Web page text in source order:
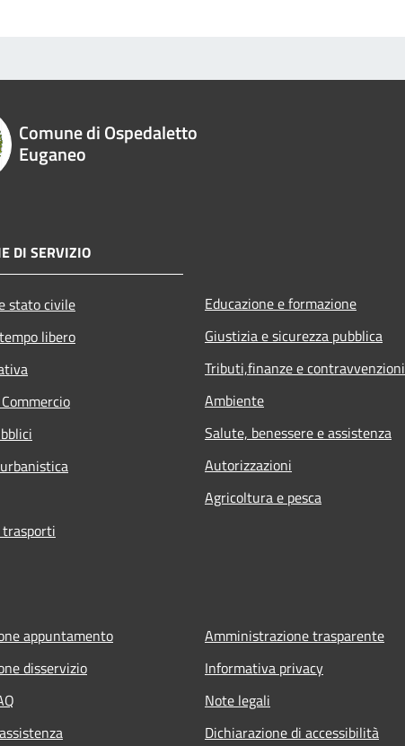
Comune di Ospedaletto
Euganeo
DI SERVIZIO
stato civile
libero
Educazione e formazione
Giustizia e sicurezza pubblica
Tributi,finanze e contravvenzioni
Ambiente
Salute, benessere e assistenza
Autorizzazioni
Agricoltura e pesca
appuntamento
disservizio
Amministrazione trasparente
Informativa privacy
Note legali
Dichiarazione di accessibilità